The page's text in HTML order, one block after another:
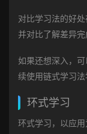
对比学习法的好
并对比了解差异完
如果还想深入，
续使用链式学习法
环式学习
环式学习，以应